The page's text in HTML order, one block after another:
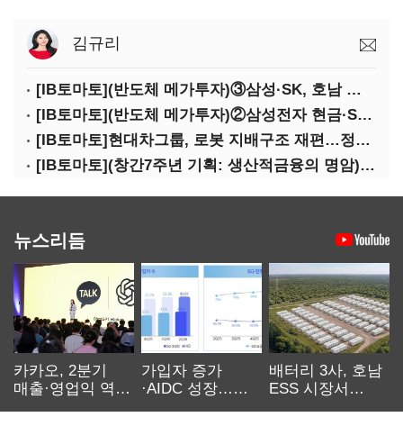
김규리
[IB토마토](반도체 메가투자)③삼성·SK, 호남 동시 출격…인력·협력사 쟁탈전
[IB토마토](반도체 메가투자)②삼성전자 현금·SDI 차입…엇갈린 2655조 투자체력
[IB토마토]현대차그룹, 로봇 지배구조 재편…정의선 1245억 추가 투입 유력
[IB토마토](창간7주년 기획: 생산적금융의 명암)③선택받은 산업, 커진 자금격차
뉴스리듬
카카오, 2분기
매출·영업익 역대
가입자 증가
·AIDC 성장…
배터리 3사, 호남
ESS 시장서